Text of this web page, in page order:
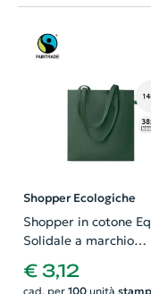
Shopper Ecologiche
Shopper in cotone
Solidale a marchio
lunghi da 140gr
€ 3,12
cad. per 100unità